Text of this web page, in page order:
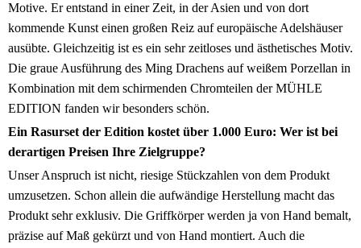
Motive. Er entstand in einer Zeit, in der Asien und von dort
kommende Kunst einen großen Reiz auf europäische Adelshäuser
ausübte. Gleichzeitig ist es ein sehr zeitloses und ästhetisches Motiv.
Die graue Ausführung des Ming Drachens auf weißem Porzellan in
Kombination mit dem schirmenden Chromteilen der MÜHLE
EDITION fanden wir besonders schön.
Ein Rasurset der Edition kostet über 1.000 Euro: Wer ist bei
derartigen Preisen Ihre Zielgruppe?
Unser Anspruch ist nicht, riesige Stückzahlen von dem Produkt
umzusetzen. Schon allein die aufwändige Herstellung macht das
Produkt sehr exklusiv. Die Griffkörper werden ja von Hand bemalt,
präzise auf Maß gekürzt und von Hand montiert. Auch die